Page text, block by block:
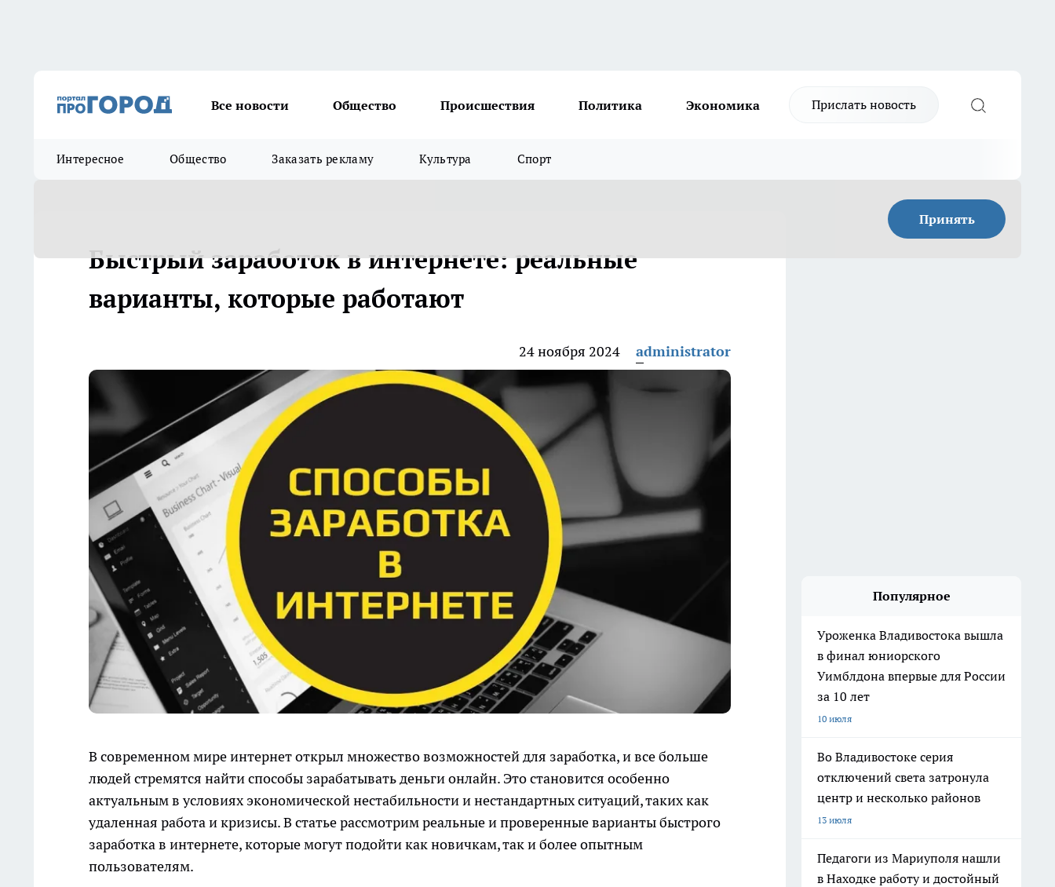
Все новости Общество Происшествия Политика Экономика Прислать новость
Интересное Общество Заказать рекламу Культура Спорт
Принять
Быстрый заработок в интернете: реальные
варианты, которые работают
24 ноября 2024 administrator
В современном мире интернет открыл множество возможностей для заработка, и все больше
людей стремятся найти способы зарабатывать деньги онлайн. Это становится особенно
актуальным в условиях экономической нестабильности и нестандартных ситуаций, таких как
удаленная работа и кризисы. В статье рассмотрим реальные и проверенные варианты быстрого
заработка в интернете, которые могут подойти как новичкам, так и более опытным
пользователям.
Популярное
Уроженка Владивостока вышла
в финал юниорского
Уимблдона впервые для России
за 10 лет
10 июля
Во Владивостоке серия
отключений света затронула
центр и несколько районов
13 июля
Педагоги из Мариуполя нашли
в Находке работу и достойный